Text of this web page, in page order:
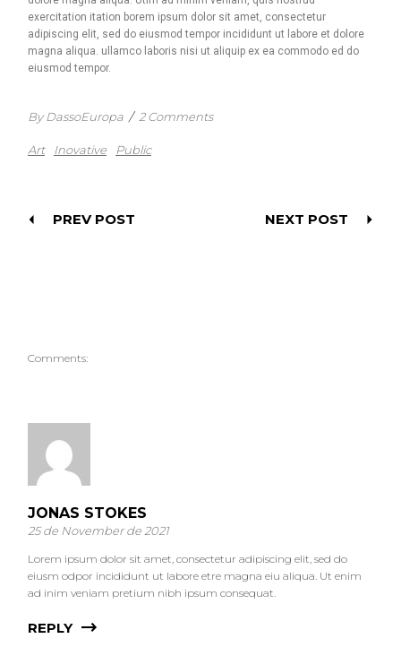
exercitation itation borem ipsum dolor sit amet, consectetur
adipiscing elit, sed do eiusmod tempor incididunt ut labore et dolore
magna aliqua. ullamco laboris nisi ut aliquip ex ea commodo ed do
eiusmod tempor.
By DassoEuropa / 2 Comments
Art Inovative Public
PREV POST NEXT POST
Comments:
JONAS STOKES
25 de November de 2021
Lorem ipsum dolor sit amet, consectetur adipiscing elit, sed do
eiusm odpor incididunt ut labore etre magna eiu aliqua. Ut enim
ad inim veniam pretium nibh ipsum consequat.
REPLY